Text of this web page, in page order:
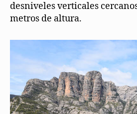
desniveles verticales
metros de altura.